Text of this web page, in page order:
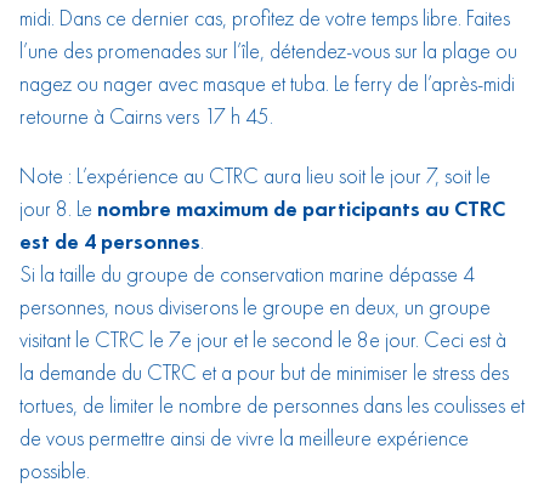
midi. Dans ce dernier cas, profitez de votre temps libre. Faites
l’une des promenades sur l’île, détendez-vous sur la plage ou
nagez ou nager avec masque et tuba. Le ferry de l’après-midi
retourne à Cairns vers 17 h 45.
Note : L’expérience au CTRC aura lieu soit le jour 7, soit le
jour 8. Le nombre maximum de participants au CTRC
est de 4 personnes.
Si la taille du groupe de conservation marine dépasse 4
personnes, nous diviserons le groupe en deux, un groupe
visitant le CTRC le 7e jour et le second le 8e jour. Ceci est à
la demande du CTRC et a pour but de minimiser le stress des
tortues, de limiter le nombre de personnes dans les coulisses et
de vous permettre ainsi de vivre la meilleure expérience
possible.